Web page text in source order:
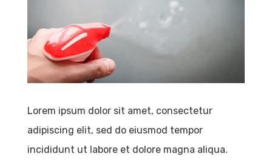
Lorem ipsum dolor sit amet, consectetur
adipiscing elit, sed do eiusmod tempor
incididunt ut labore et dolore magna aliqua.